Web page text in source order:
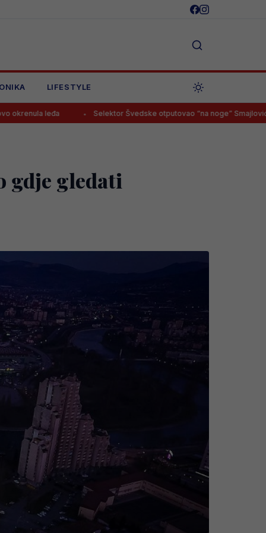
LIFESTYLE
Selektor Švedske otputovao “na noge” Smajloviću, budući
gdje gledati